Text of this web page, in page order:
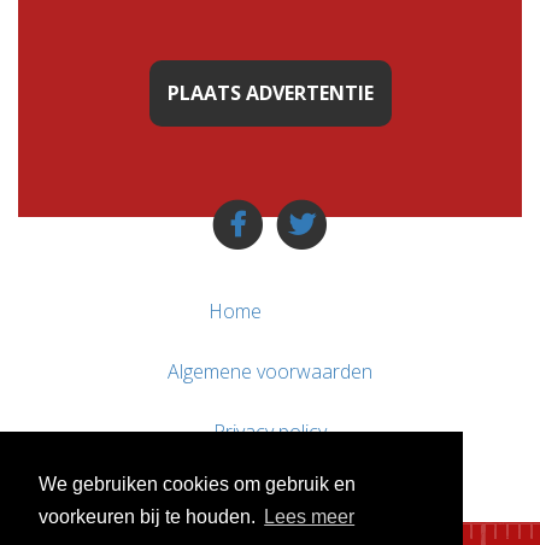
We gebruiken cookies om gebruik en
voorkeuren bij te houden.
Lees meer
PLAATS ADVERTENTIE
Home
Algemene voorwaarden
Privacy policy
Contact / Support